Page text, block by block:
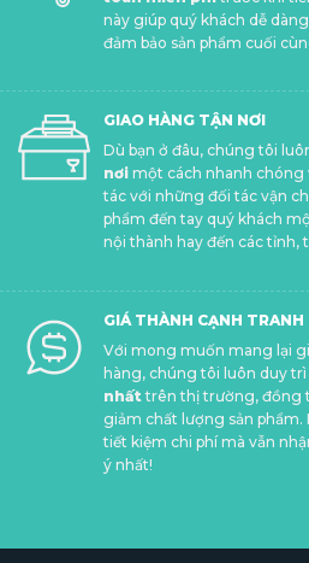
này giúp quý khách dễ
đảm bảo sản phẩm cuối
GIAO HÀNG TẬN NƠI
Dù bạn ở đâu, chúng tôi
nơimột cách nhanh chóng
tác với những đối tác vận
phẩm đến tay quý khách
nội thành hay đến các tỉnh,
GIÁ THÀNH CẠNH TRANH
Với mong muốn mang lại
hàng, chúng tôi luôn duy
nhất trên thị trường, đồng
giảm chất lượng sản phẩm.
tiết kiệm chi phí mà vẫn
ý nhất!